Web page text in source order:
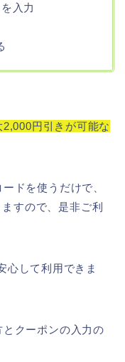
入力
2,000円引きが可能な
ドを使うだけで、
すので、是非ご利
心して利用できま
クーポンの入力の